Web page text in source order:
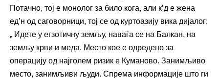
Потачно, тој е монолог за било кога, али к’д е жена
ед’н од саговорници, тој се од куртоазију вика дијалог:
„ Идете у егзотичну земљу, наваѓа се на Балкан, на
земљу крви и меда. Место кое е одредено за
операцију од најголем ризик е Куманово. Занимљиво
место, занимљиви људи. Спрема информације што ги